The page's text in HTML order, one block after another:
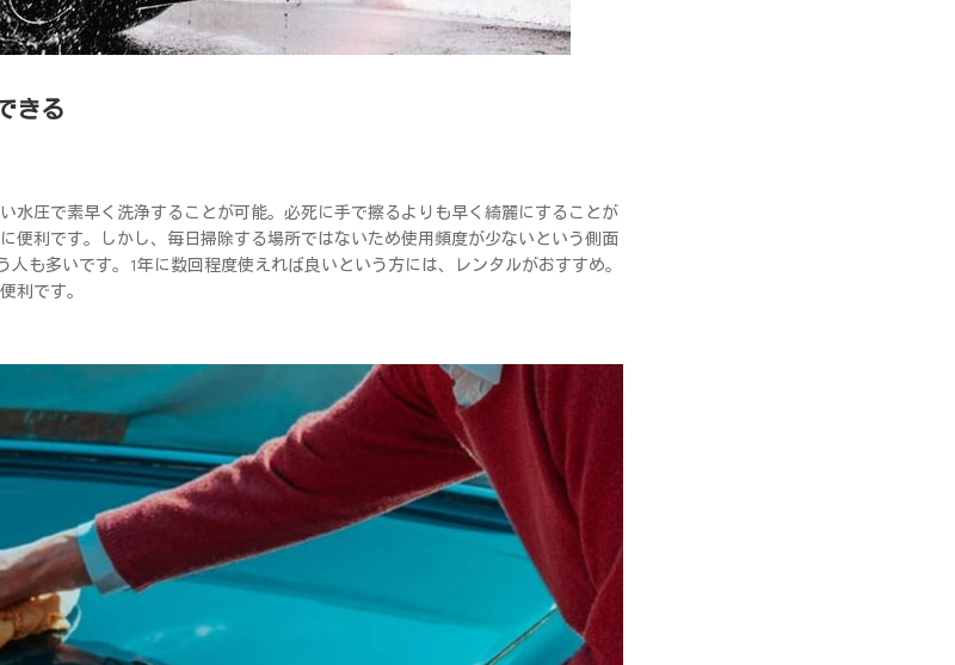
きる
水圧で素早く洗浄することが可能。必死に手で擦るよりも早く綺麗にすることが
便利です。しかし、毎日掃除する場所ではないため使用頻度が少ないという側面
も多いです。1年に数回程度使えれば良いという方には、レンタルがおすすめ。
利です。